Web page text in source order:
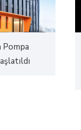
Pompa